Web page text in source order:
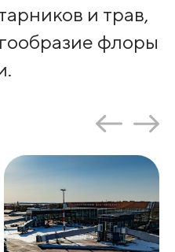
и трав,
флоры